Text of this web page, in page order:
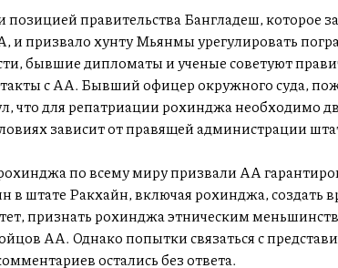
позицией правительства Бангладеш, которое
и призвало хунту Мьянмы урегулировать
бывшие дипломаты и ученые советуют
с АА. Бывший офицер окружного суда,
что для репатриации рохинджа необходимо
зависит от правящей администрации
по всему миру призвали АА
в штате Ракхайн, включая рохинджа, создать
признать рохинджа этническим
АА. Однако попытки связаться с
остались без ответа.